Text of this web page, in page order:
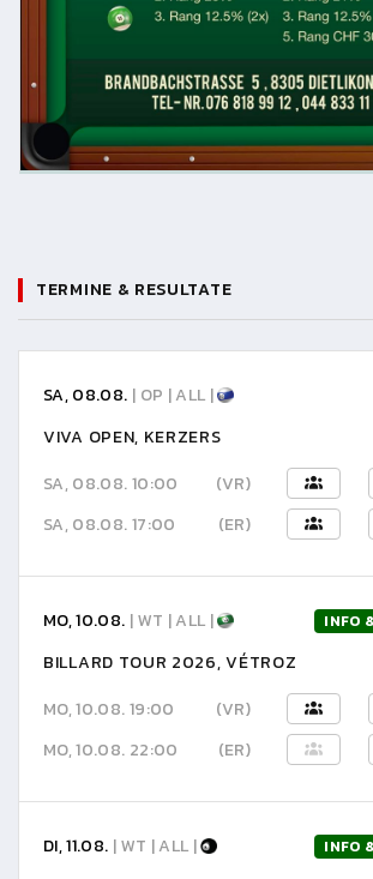
TERMINE & RESULTATE
SA, 08.08. | OP | ALL |
VIVA OPEN, KERZERS
SA, 08.08. 10:00
(VR)
SA, 08.08. 17:00
(ER)
MO, 10.08. | WT | ALL | INFO
BILLARD TOUR 2026, VÉTROZ
MO, 10.08. 19:00
(VR)
MO, 10.08. 22:00
(ER)
DI, 11.08. | WT | ALL | INFO